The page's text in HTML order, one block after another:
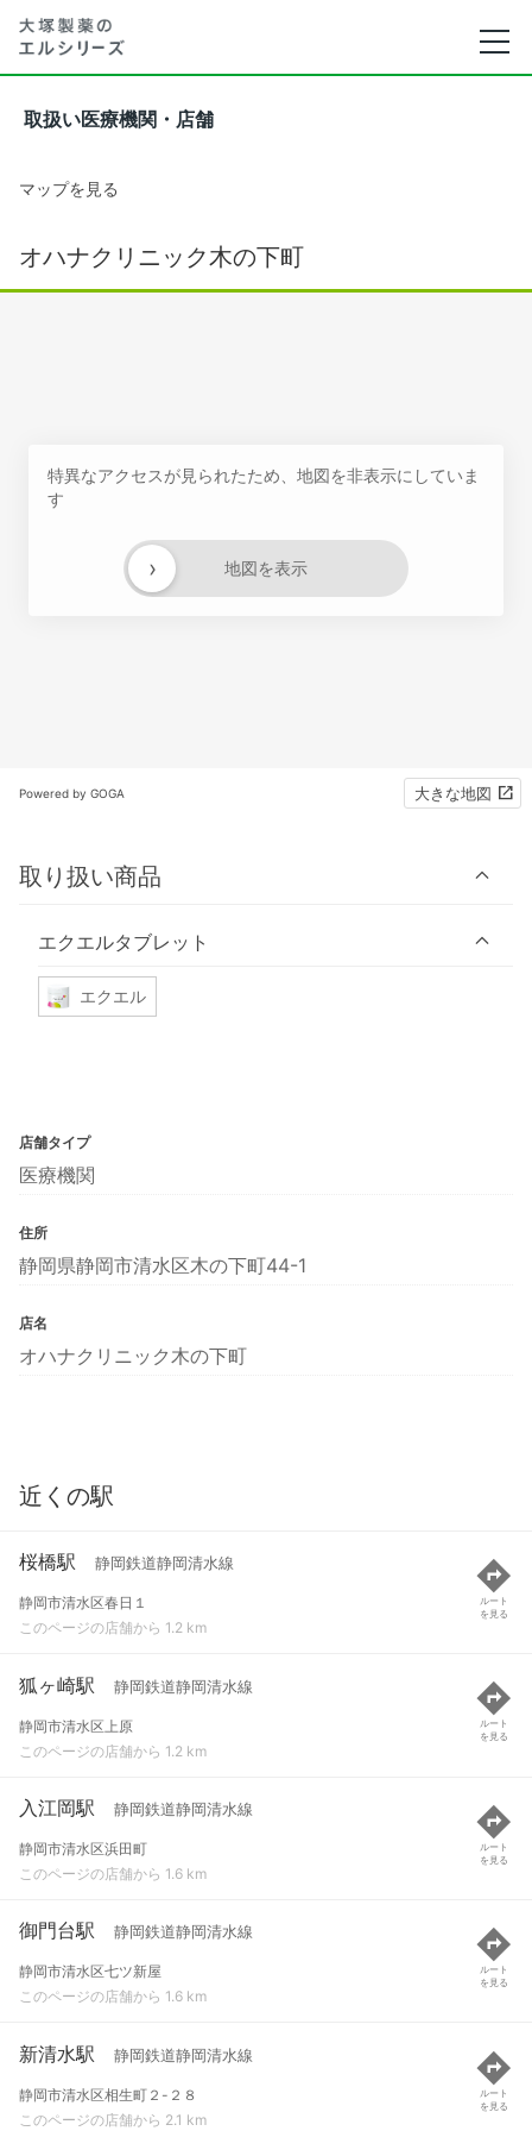
取扱い医療機関・店舗
マップを見る
オハナクリニック木の下町
特異なアクセスが見られたため、地図を非表示にしていま
す
地図を表示
›
Powered by GOGA 大きな地図
取り扱い商品
エクエルタブレット
エクエル
店舗タイプ
医療機関
住所
静岡県静岡市清水区木の下町44-1
店名
オハナクリニック木の下町
近くの駅
桜橋駅 静岡鉄道静岡清水線
静岡市清水区春日１
このページの店舗から 1.2 km
ルート
を見る
狐ヶ崎駅 静岡鉄道静岡清水線
静岡市清水区上原
このページの店舗から 1.2 km
ルート
を見る
入江岡駅 静岡鉄道静岡清水線
静岡市清水区浜田町
このページの店舗から 1.6 km
ルート
を見る
御門台駅 静岡鉄道静岡清水線
静岡市清水区七ツ新屋
このページの店舗から 1.6 km
ルート
を見る
新清水駅 静岡鉄道静岡清水線
静岡市清水区相生町２-２８
このページの店舗から 2.1 km
ルート
を見る